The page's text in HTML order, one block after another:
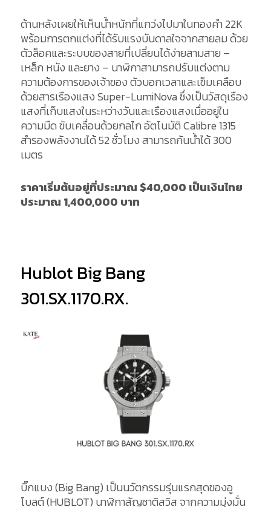
ด้านหลังเผยให้เห็นน้ำหนักที่แกว่งไปมาในทองคำ 22K
พร้อมการตกแต่งที่ได้รับแรงบันดาลใจจากสายลม ด้วย
ตัวล็อคและระบบของสายที่เปลี่ยนได้ง่ายสามสาย –
เหล็ก หนัง และยาง – นาฬิกาสามารถปรับแต่งตาม
ความต้องการของเจ้าของ ตัวบอกเวลาและเข็มเคลือบ
ด้วยสารเรืองแสง Super-LumiNova ซึ่งเป็นวัสดุเรือง
แสงที่เก็บแสงในระหว่างวันและเรืองแสงเมื่ออยู่ใน
ความมืด ขับเคลื่อนด้วยกลไก อัตโนมัติ Calibre 1315
สำรองพลังงานได้ 52 ชั่วโมง สามารถกันน้ำได้ 300
เมตร
ราคาเริ่มต้นอยู่ที่ประมาณ $40,000 เป็นเงินไทย
ประมาณ 1,400,000 บาท
Hublot Big Bang
301.SX.1170.RX.
บิ๊กแบง (Big Bang) เป็นนวัตกรรมรุ่นแรกสุดของอู
โบลต์ (HUBLOT) นาฬิกาสัญชาติสวิส จากความมุ่งมั่น